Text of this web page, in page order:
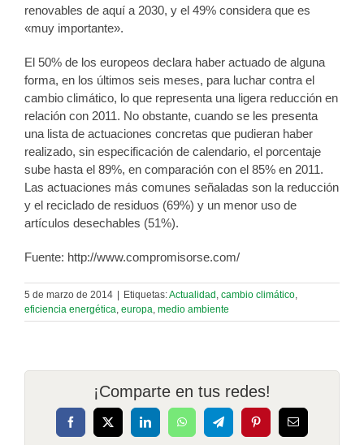
renovables de aquí a 2030, y el 49% considera que es
«muy importante».
El 50% de los europeos declara haber actuado de alguna
forma, en los últimos seis meses, para luchar contra el
cambio climático, lo que representa una ligera reducción en
relación con 2011. No obstante, cuando se les presenta
una lista de actuaciones concretas que pudieran haber
realizado, sin especificación de calendario, el porcentaje
sube hasta el 89%, en comparación con el 85% en 2011.
Las actuaciones más comunes señaladas son la reducción
y el reciclado de residuos (69%) y un menor uso de
artículos desechables (51%).
Fuente: http://www.compromisorse.com/
5 de marzo de 2014 Etiquetas:Actualidad , cambio climático,
eficiencia energética, europa, medio ambiente
¡Comparte en tus redes!
Facebook
X LinkedInWhatsAppTelegramPinterestCorreo
electrónico